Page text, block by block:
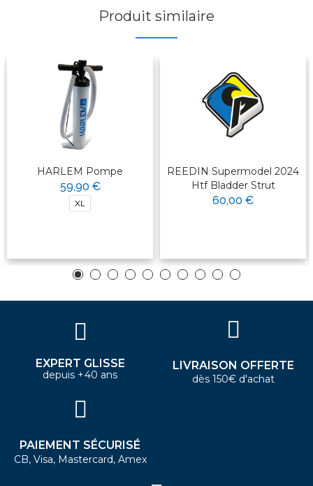
Produit similaire
HARLEM Pompe
59,90 €
XL
REEDIN Supermodel 2024
Htf Bladder Strut
60,00 €
EXPERT GLISSE
depuis +40 ans
LIVRAISON OFFERTE
dès 150€ d'achat
PAIEMENT SÉCURISÉ
CB, Visa, Mastercard, Amex